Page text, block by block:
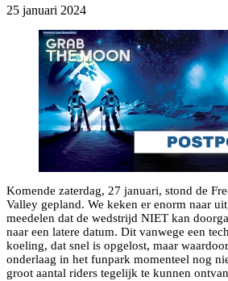
25 januari 2024
Komende zaterdag, 27 januari, stond de
Valley gepland. We keken er enorm naar
meedelen dat de wedstrijd NIET kan
naar een latere datum. Dit vanwege een
koeling, dat snel is opgelost, maar
onderlaag in het funpark momenteel nog
groot aantal riders tegelijk te kunnen